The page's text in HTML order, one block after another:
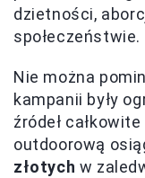
dzietności,
społeczeństwie.
Nie można
kampanii były
źródeł
outdoorową
złotych w